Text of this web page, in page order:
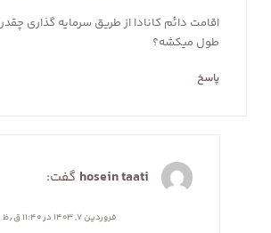
اقامت دائم کانادا از طریق سرمایه گذاری چقدر
طول میکشه؟
پاسخ
hosein taati گفت:
فروردین ۷, ۱۴۰۳ در ۱۱:۴۰ ق٫ظ